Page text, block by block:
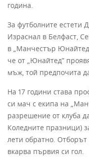
година.
За футболните естети
Израснал в Белфаст,
в „Манчестър
че от „Юнайтед”
мъж, той предпочита
На 17 години става
си мач с екипа на
разрешение от клуба
Коледните празници)
лети обратно.
вкарва първия си гол.